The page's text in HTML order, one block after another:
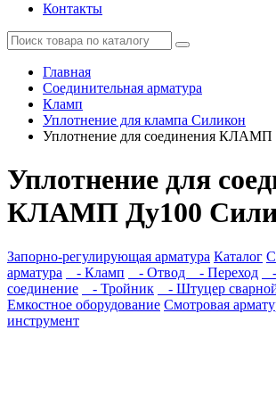
Контакты
Главная
Соединительная арматура
Кламп
Уплотнение для клампа Силикон
Уплотнение для соединения КЛАМП
Уплотнение для
КЛАМП Ду100
Запорно-регулирующая арматура Каталог
арматура
- Кламп - Отвод - Переход
-
соединение
- Тройник
- Штуцер
Емкостное оборудование Смотровая
инструмент